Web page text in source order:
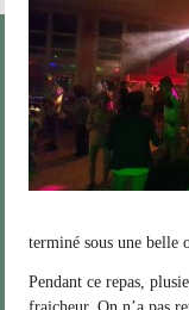
terminé sous une belle
Pendant ce repas,